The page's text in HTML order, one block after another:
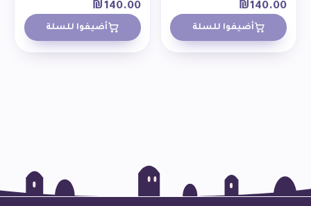
₪140.00
أضيفوا للسلة
₪140.00
أضيفوا للسلة